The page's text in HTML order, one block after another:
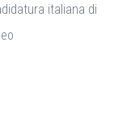
italiana di